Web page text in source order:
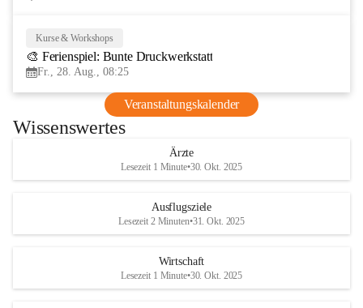
Kurse & Workshops
🎨 Ferienspiel: Bunte Druckwerkstatt
Fr., 28. Aug., 08:25
Veranstaltungskalender
Wissenswertes
Ärzte
Lesezeit 1 Minute•30. Okt. 2025
Ausflugsziele
Lesezeit 2 Minuten•31. Okt. 2025
Wirtschaft
Lesezeit 1 Minute•30. Okt. 2025